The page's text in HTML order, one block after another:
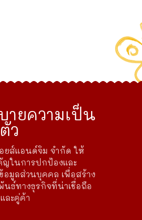
ายความเป็น
ว
ส์แอนด์จิม จำกัด ให้
ญในการปกป้องและ
อมูลส่วนบุคคล เพื่อสร้าง
นธ์ทางธุรกิจที่น่าเชื่อถือ
ละคู่ค้า